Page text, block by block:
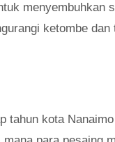
menyembuhkan
ketombe
tahun kota